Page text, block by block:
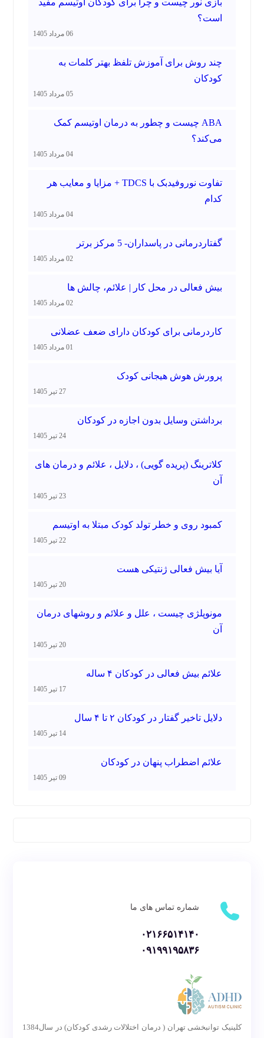
بازی نور چیست و چرا برای کودکان اوتیسم مفید
است؟
06 مرداد 1405
چند روش برای آموزش تلفظ بهتر کلمات به
کودکان
05 مرداد 1405
ABA چیست و چطور به درمان اوتیسم کمک
می‌کند؟
04 مرداد 1405
تفاوت نوروفیدبک با TDCS + مزایا و معایب هر
کدام
04 مرداد 1405
گفتاردرمانی در پاسداران- 5 مرکز برتر
02 مرداد 1405
بیش فعالی در محل کار | علائم، چالش ها
02 مرداد 1405
کاردرمانی برای کودکان دارای ضعف عضلانی
01 مرداد 1405
پرورش هوش هیجانی کودک
27 تیر 1405
برداشتن وسایل بدون اجازه در کودکان
24 تیر 1405
کلاترینگ (پریده گویی) ، دلایل ، علائم و درمان های
آن
23 تیر 1405
کمبود روی و خطر تولد کودک مبتلا به اوتیسم
22 تیر 1405
آیا بیش فعالی ژنتیکی هست
20 تیر 1405
مونوپلژی چیست ، علل و علائم و روشهای درمان
آن
20 تیر 1405
علائم بیش فعالی در کودکان ۴ ساله
17 تیر 1405
دلایل تاخیر گفتار در کودکان ۲ تا ۴ سال
14 تیر 1405
علائم اضطراب پنهان در کودکان
09 تیر 1405
شماره تماس های ما
۰۲۱۶۶۵۱۴۱۴۰
۰۹۱۹۹۱۹۵۸۳۶
کلینیک توانبخشی تهران ( درمان اختلالات رشدی کودکان) در سال1384